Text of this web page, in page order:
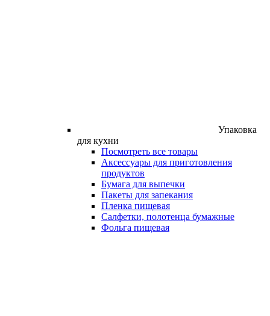
Упаковка
для кухни
Посмотреть все товары
Аксессуары для приготовления
продуктов
Бумага для выпечки
Пакеты для запекания
Пленка пищевая
Салфетки, полотенца бумажные
Фольга пищевая